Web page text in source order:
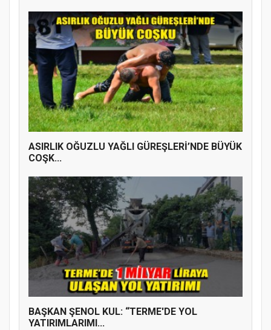
ASIRLIK OĞUZLU YAĞLI GÜREŞLERİ’NDE BÜYÜK
COŞK...
BAŞKAN ŞENOL KUL: “TERME'DE YOL
YATIRIMLARIMI...